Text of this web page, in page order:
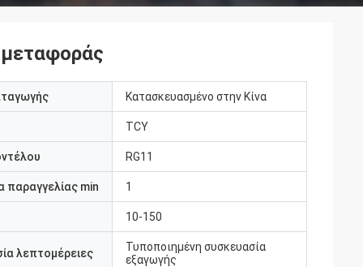
Κατασκευασμένο στην Κίνα
TCY
RG11
παραγγελίας min 1
10-150
λεπτομέρειες
Τυποποιημένη συσκευασία
εξαγωγής